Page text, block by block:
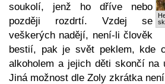
soukolí, jenž ho dříve nebo
později rozdrtí. Vzdej se
veškerých nadějí, není-li člověk
bestií, pak je svět peklem, kde
alkoholem a jejich děti skončí na
Jiná možnost dle Zoly zkrátka